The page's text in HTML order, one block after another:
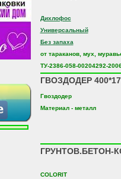
Дихлофос
Универсальный
Без запаха
от тараканов, мух,
ТУ-2386-058-00204292-
ГВОЗДОДЕР
Гвоздодер
Материал - металл
ГРУНТОВ.БЕТОН-
COLORIT